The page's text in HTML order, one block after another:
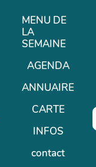
MENU DE
LA
SEMAINE
AGENDA
ANNUAIRE
CARTE
INFOS
contact